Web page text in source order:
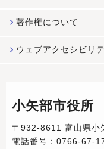
著作権について
ウェブアクセシビリ
小矢部市役所
〒932-8611 富山県小
電話番号：0766-67-